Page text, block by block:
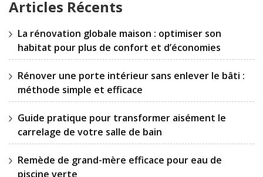
Articles Récents
La rénovation globale maison : optimiser son
habitat pour plus de confort et d’économies
Rénover une porte intérieur sans enlever le bâti :
méthode simple et efficace
Guide pratique pour transformer aisément le
carrelage de votre salle de bain
Remède de grand-mère efficace pour eau de
piscine verte